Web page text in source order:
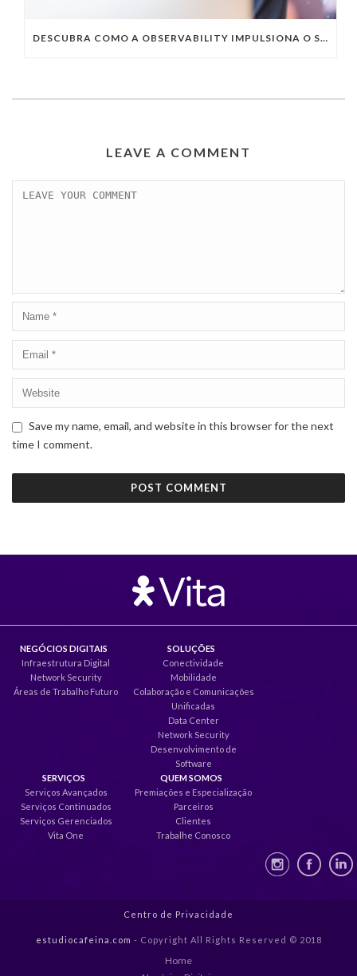
DESCUBRA COMO A OBSERVABILITY IMPULSIONA O SUCESSO DO SEU NEGÓCIO
LEAVE A COMMENT
Save my name, email, and website in this browser for the next
time I comment.
NEGÓCIOS DIGITAIS
Infraestrutura Digital
Network Security
Áreas de Trabalho Futuro
SOLUÇÕES
Conectividade
Mobilidade
Colaboração e Comunicações
Unificadas
Data Center
Network Security
Desenvolvimento de
Software
SERVIÇOS
Serviços Avançados
Serviços Continuados
Serviços Gerenciados
Vita One
QUEM SOMOS
Premiações e Especialização
Parceiros
Clientes
Trabalhe Conosco
Centro de Privacidade
estudiocafeina.com - Copyright All Rights Reserved © 2018
Home